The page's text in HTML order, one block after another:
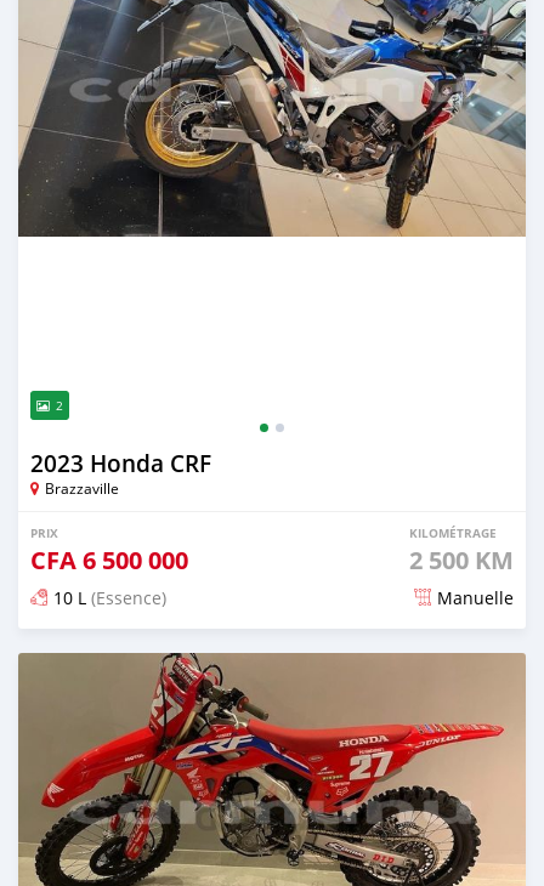
2
2023 Honda CRF
Brazzaville
PRIX
CFA6 500 000
KILOMÉTRAGE
2 500 KM
10 L (Essence) Manuelle
Publié il y a plus de 2 ans